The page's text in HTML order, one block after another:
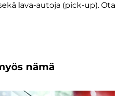
lava-autoja (pick-up). Ota
nämä